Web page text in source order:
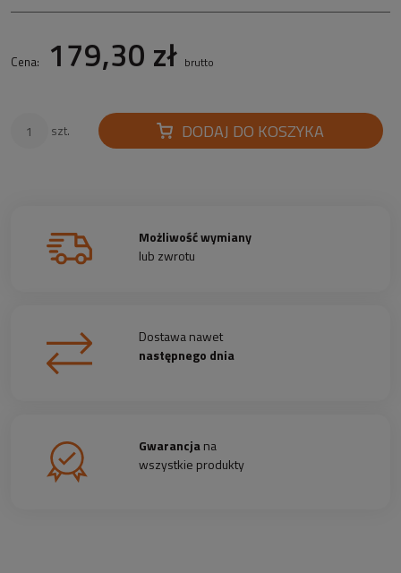
Cena: 179,30 zł brutto
szt. DODAJ DO KOSZYKA
Możliwość wymiany
lub zwrotu
Dostawa nawet
następnego dnia
Gwarancjana
wszystkie produkty